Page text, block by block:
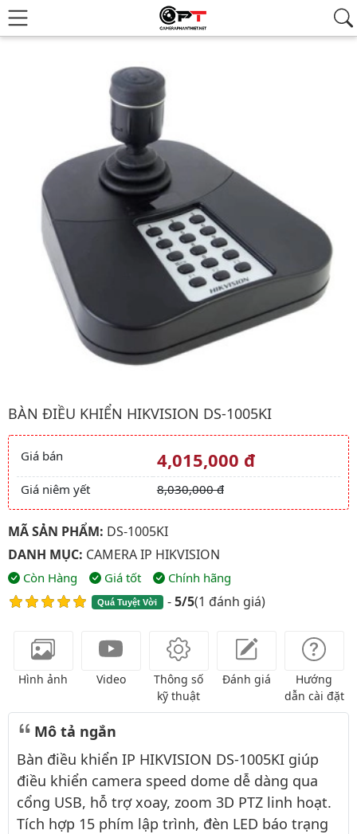
Hình ảnh đại diện của sản phẩm Bàn điều khiển HIKVISION DS-
BÀN ĐIỀU KHIỂN HIKVISION DS-1005KI
Giá và khuyến mãi
Giá bán 4,015,000 đ
Giá niêm yết 8,030,000 đ
MÃ SẢN PHẨM: DS-1005KI
DANH MỤC: CAMERA IP HIKVISION
Còn Hàng Giá tốt Chính hãng
Quá Tuyệt Vời -5/5(1 đánh giá)
Hình ảnh Video
Thông số
kỹ thuật
Đánh giá
Hướng
dẫn cài đặt
Mô tả ngắn
Bàn điều khiển IP HIKVISION DS-1005KI giúp
điều khiển camera speed dome dễ dàng qua
cổng USB, hỗ trợ xoay, zoom 3D PTZ linh hoạt.
Tích hợp 15 phím lập trình, đèn LED báo trạng